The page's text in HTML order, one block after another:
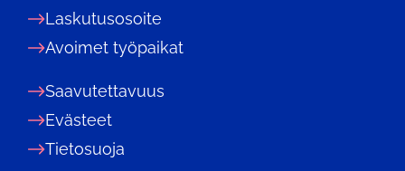
Laskutusosoite
Avoimet työpaikat
Saavutettavuus
Evästeet
Tietosuoja